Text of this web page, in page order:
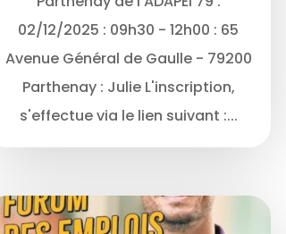
02/12/2025 : 09h30 - 12h00 : 65
Avenue Général de Gaulle - 79200
Parthenay : Julie L'inscription,
s'effectue via le lien suivant :...